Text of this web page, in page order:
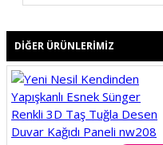
DIĞER ÜRÜNLERIMIZ